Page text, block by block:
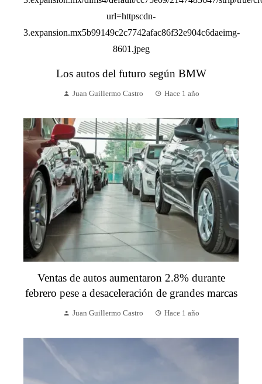
Los autos del futuro según BMW
Juan Guillermo Castro Hace 1 año
Ventas de autos aumentaron 2.8% durante
febrero pese a desaceleración de grandes marcas
Juan Guillermo Castro Hace 1 año